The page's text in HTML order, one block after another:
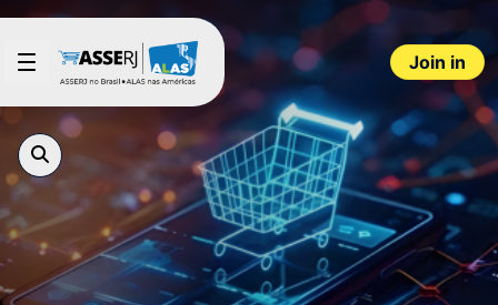
Skip to Main Content
Join in